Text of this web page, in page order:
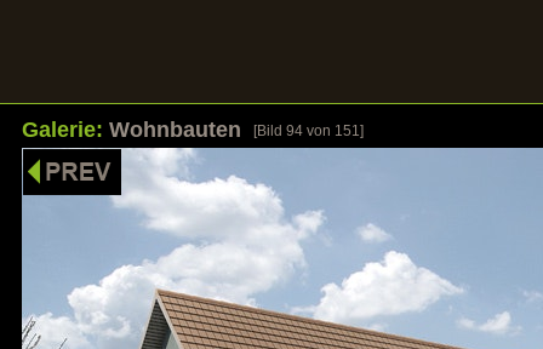
Galerie: Wohnbauten [Bild 94 von 151]